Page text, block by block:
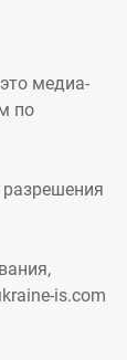
медиа-
по
is.com